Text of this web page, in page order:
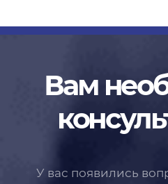
Вам
У вас появились